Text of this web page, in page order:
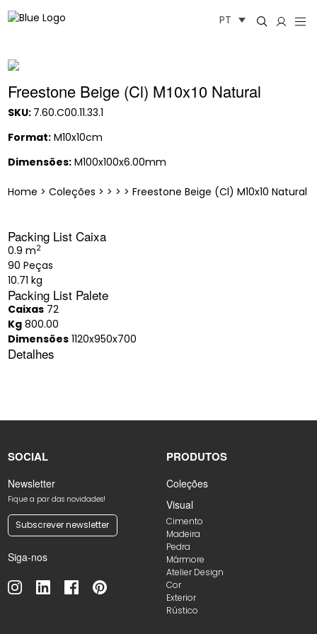
para
PT
Freestone Beige (Cl) M10x10 Natural
SKU: 7.60.C00.11.33.1
Format:M10x10cm
Dimensões:M100x100x6.00mm
Home > Coleções > > > > Freestone Beige (Cl) M10x10 Natural
Packing List Caixa
0.9 m2
90 Peças
10.71 kg
Packing List Palete
Caixas72
Kg800.00
Dimensões1120x950x700
Detalhes
SOCIAL
Newsletter
Fique a par das novidades!
Subscrever newsletter
Siga-nos
PRODUTOS
Coleções
Visual
Cimento
Madeira
Pedra
Mármore
Atelier Design
Cor
Exterior
Rústico